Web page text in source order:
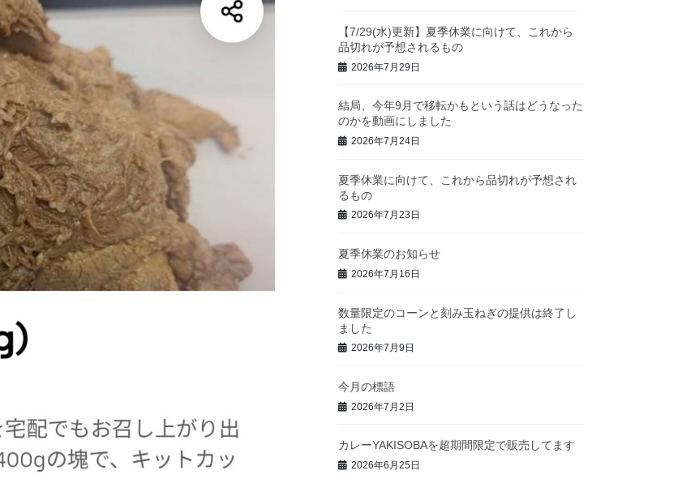
【7/29(水)更新】夏季休業に向けて、これから
品切れが予想されるもの
2026年7月29日
結局、今年9月で移転かもという話はどうなった
のかを動画にしました
2026年7月24日
夏季休業に向けて、これから品切れが予想され
るもの
2026年7月23日
夏季休業のお知らせ
2026年7月16日
数量限定のコーンと刻み玉ねぎの提供は終了し
ました
2026年7月9日
今月の標語
2026年7月2日
カレーYAKISOBAを超期間限定で販売してます
2026年6月25日